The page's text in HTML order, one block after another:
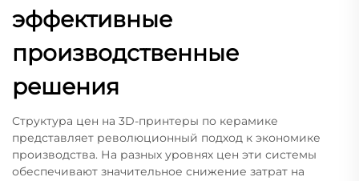
эффективные
производственные
решения
Структура цен на 3D-принтеры по керамике
представляет революционный подход к экономике
производства. На разных уровнях цен эти системы
обеспечивают значительное снижение затрат на